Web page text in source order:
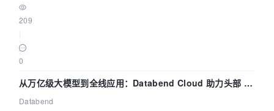
209
0
从万亿级大模型到全线应用：Databend Cloud 助力头部 AI
企业构建全链路 Trace 数据管道
Databend